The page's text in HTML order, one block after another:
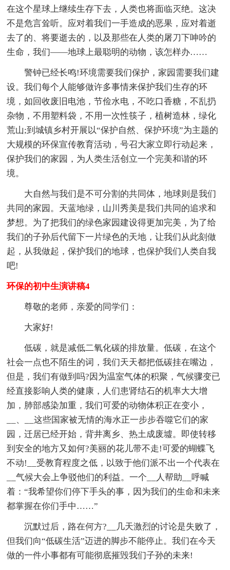
在这个星球上继续生存下去，人类也将面临灭绝。这决
不是危言耸听。应对着我们一手造成的恶果，应对着逝
去了的、将要逝去的，以及那些在人类的屠刀下呻吟的
生命，我们——地球上最聪明的动物，该怎样办……
警钟已经长鸣!环境需要我们保护，家园需要我们建
设。我们每个人能够做许多事情来保护我们生存的环
境，如回收废旧电池，节俭水电，不吃口香糖，不乱扔
杂物，不用塑料袋，不用一次性筷子，植树造林，绿化
荒山;到城镇乡村开展以“保护自然、保护环境”为主题的
大规模的环保宣传教育活动，号召大家立即行动起来，
保护我们的家园，为人类生活创立一个完美和谐的环
境。
大自然与我们是不可分割的共同体，地球则是我们
共同的家园。天蓝地绿，山川秀美是我们共同的追求和
梦想。为了把我们的绿色家园建设得更加完美，为了给
我们的子孙后代留下一片绿色的天地，让我们从此刻做
起，从我做起，保护我们的地球，也保护我们人类自我
吧!
环保的初中生演讲稿4
尊敬的老师，亲爱的同学们：
大家好!
低碳，就是减低二氧化碳的排放量。低碳，在这个
社会一点也不陌生的词，我们天天都把低碳挂在嘴边，
但是，我们有做到吗?因为温室气体的积聚，气候骤变已
经直接影响人类的健康，人们患肾结石的机率大大增
加，肺部感染加重，我们可爱的动物体积正在变小，
__、__这些国家被无情的海水正一步步吞噬它们的家
园，迁居已经开始，背井离乡、热土成废墟。即使转移
到安全的地方又如何?美丽的花儿带不走!可爱的蝴蝶飞
不动!__受教育程度之低，以致于他们派不出一个代表在
__气候大会上争驳他们的利益。一个__人帮助__呼喊
着：“我希望你们停下手头的事，因为我们的生命和未来
都掌握在你们手中……”
沉默过后，路在何方?__几天激烈的讨论是失败了，
但我们向“低碳生活”迈进的脚步不能停止。我们在今天
做的一件小事都有可能彻底摧毁我们子孙的未来!